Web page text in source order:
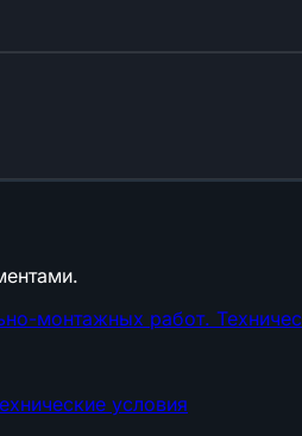
монтажных работ.
условия